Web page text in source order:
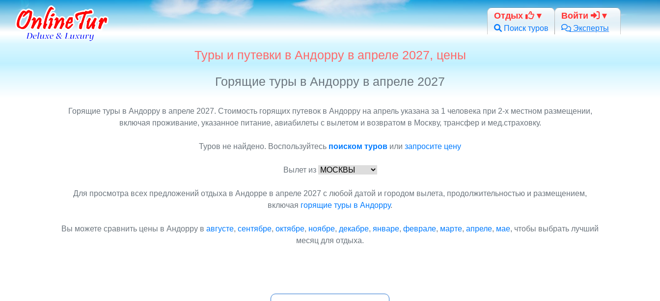
Отдых
Поиск туров
Войти
Эксперты
Туры и путевки в Андорру в апреле 2027, цены
Горящие туры в Андорру в апреле 2027
Горящие туры в Андорру в апреле 2027. Стоимость горящих путевок в Андорру на апрель указана за 1 человека при 2-х местном размещении,
включая проживание, указанное питание, авиабилеты с вылетом и возвратом в Москву, трансфер и мед.страховку.
Туров не найдено. Воспользуйтесь поиском туров или запросите цену
Вылет из
Для просмотра всех предложений отдыха в Андорре в апреле 2027 с любой датой и городом вылета, продолжительностью и размещением,
включая горящие туры в Андорру.
Вы можете сравнить цены в Андорру в августе, сентябре, октябре, ноябре, декабре, январе, феврале, марте, апреле, мае, чтобы выбрать лучший
месяц для отдыха.